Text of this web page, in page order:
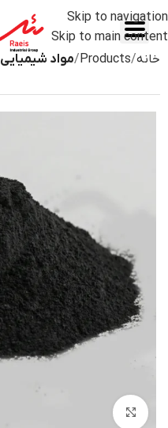
Skip to navigation
Skip to main content
خانه Products مواد شیمیایی
بزرگنمایی تصویر